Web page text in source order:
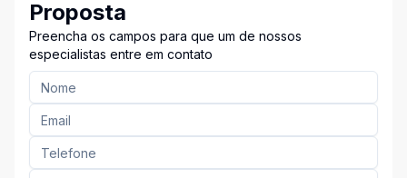
Proposta
Preencha os campos para que um de nossos
especialistas entre em contato